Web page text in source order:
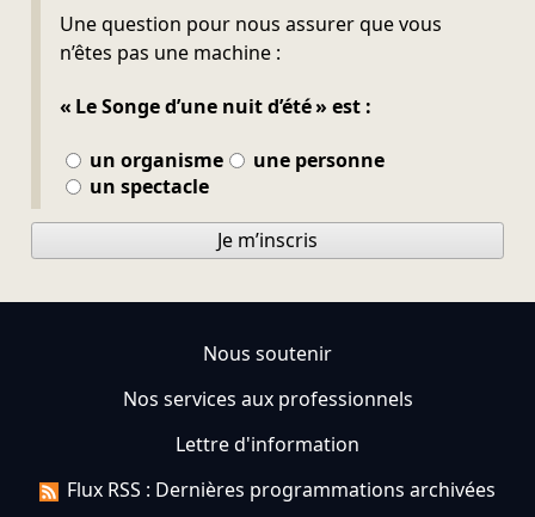
Une question pour nous assurer que vous
n’êtes pas une machine :
« Le Songe d’une nuit d’été » est :
un organisme
une personne
un spectacle
Ne pas remplir
Je m’inscris
Nous soutenir
Nos services aux professionnels
Lettre d'information
Flux RSS : Dernières programmations archivées